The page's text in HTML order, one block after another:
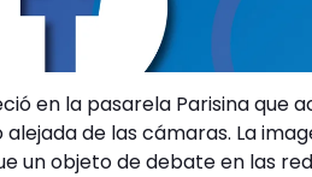
en la pasarela Parisina que
de las cámaras. La
un objeto de debate en las